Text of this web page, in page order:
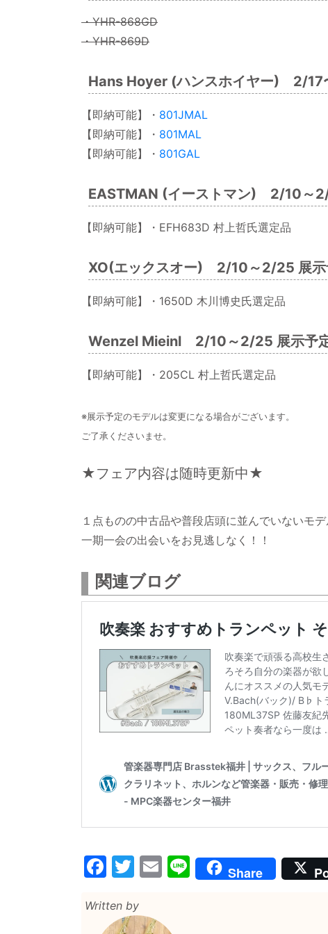
・YHR-868GD
・YHR-869D
Hans Hoyer (ハンスホイヤー) 2/17
【即納可能】・ 801JMAL
【即納可能】・ 801MAL
【即納可能】・ 801GAL
EASTMAN (イーストマン) 2/10～
【即納可能】・EFH683D 村上哲氏選定品
XO(エックスオー) 2/10～2/25 展示
【即納可能】・1650D 木川博史氏選定品
Wenzel Mieinl 2/10～2/25 展示予
【即納可能】・205CL 村上哲氏選定品
※展示予定のモデルは変更になる場合がございます。
ご了承くださいませ。
★フェア内容は随時更新中★
１点ものの中古品や普段店頭に並んでいないモデ
一期一会の出会いをお見逃しなく！！
関連ブログ
Facebook
Twitter
Email
LineShare
Written by